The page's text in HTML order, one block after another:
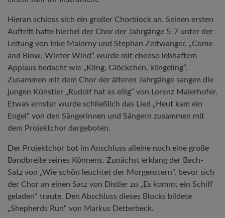
Hieran schloss sich ein großer Chorblock an. Seinen ersten
Auftritt hatte hierbei der Chor der Jahrgänge 5-7 unter der
Leitung von Inke Malorny und Stephan Zeltwanger. „Come
and Blow, Winter Wind“ wurde mit ebenso lebhaftem
Applaus bedacht wie „Kling, Glöckchen, klingeling“.
Zusammen mit dem Chor der älteren Jahrgänge sangen die
jungen Künstler „Rudolf hat es eilig“ von Lorenz Maierhofer.
Etwas ernster wurde schließlich das Lied „Heut kam ein
Engel“ von den Sängerinnen und Sängern zusammen mit
dem Projektchor dargeboten.
Der Projektchor bot im Anschluss alleine noch eine große
Bandbreite seines Könnens. Zunächst erklang der Bach-
Satz von „Wie schön leuchtet der Morgenstern“, bevor sich
der Chor an einen Satz von Distler zu „Es kommt ein Schiff
geladen“ traute. Den Abschluss dieses Blocks bildete
„Shepherds Run“ von Markus Detterbeck.